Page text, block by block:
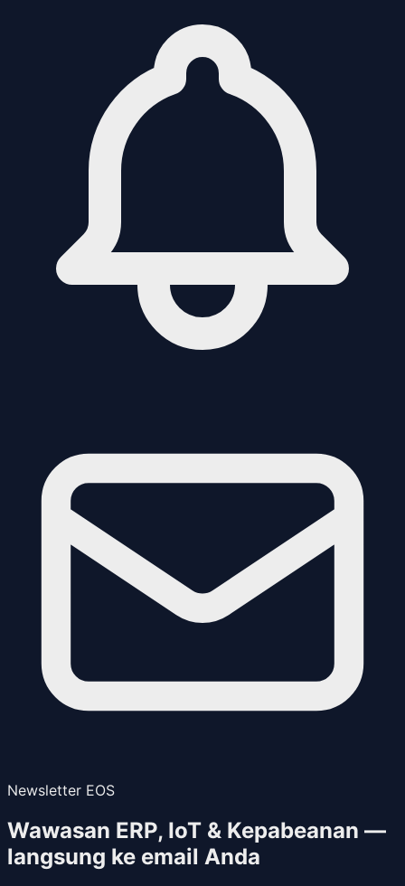
Newsletter EOS
Wawasan ERP, IoT & Kepabeanan —
langsung ke email Anda